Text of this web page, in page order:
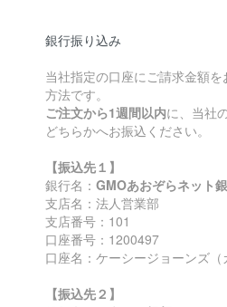
銀行振り込み
当社指定の口座にご請求金額を
方法です。
ご注文から1週間以内に、当社
どちらかへお振込ください。
【振込先１】
銀行名：GMOあおぞらネット
支店名：法人営業部
支店番号：101
口座番号：1200497
口座名：ケーシージョーンズ
【振込先２】